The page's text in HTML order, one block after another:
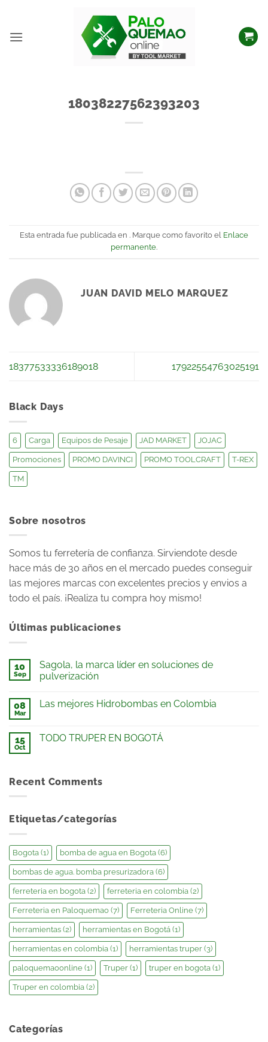
18038227562393203
Esta entrada fue publicada en . Marque como favorito el Enlace
permanente.
JUAN DAVID MELO MARQUEZ
18377533336189018 17922554763025191
Black Days
6 Carga Equipos de Pesaje JAD MARKET JOJAC
Promociones PROMO DAVINCI PROMO TOOLCRAFT T-REX
TM
Sobre nosotros
Somos tu ferretería de confianza. Sirviendote desde
hace más de 30 años en el mercado puedes conseguir
las mejores marcas con excelentes precios y envios a
todo el país. ¡Realiza tu compra hoy mismo!
Últimas publicaciones
10
Sep
Sagola, la marca líder en soluciones de
pulverización
08
Mar
Las mejores Hidrobombas en Colombia
15
Oct
TODO TRUPER EN BOGOTÁ
Recent Comments
Etiquetas/categorías
Bogota (1) bomba de agua en Bogota (6)
bombas de agua. bomba presurizadora (6)
ferreteria en bogota (2) ferreteria en colombia (2)
Ferreteria en Paloquemao (7) Ferreteria Online (7)
herramientas (2) herramientas en Bogotá (1)
herramientas en colombia (1) herramientas truper (3)
paloquemaoonline (1) Truper (1) truper en bogota (1)
Truper en colombia (2)
Categorías